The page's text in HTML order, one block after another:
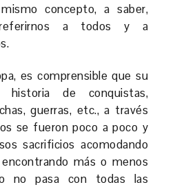
concepto, a saber,
referirnos a todos y a
es comprensible que su
de conquistas,
guerras, etc., a través
se fueron poco a poco y
sacrificios acomodando
más o menos
no pasa con todas las